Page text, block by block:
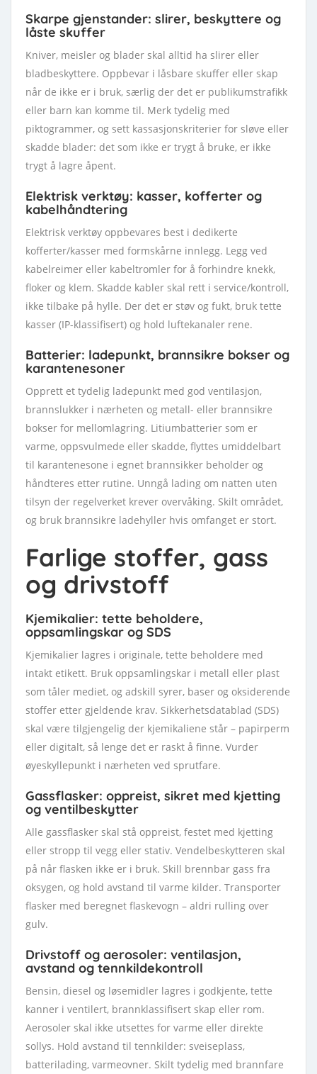
Skarpe gjenstander: slirer, beskyttere og
låste skuffer
Kniver, meisler og blader skal alltid ha slirer eller
bladbeskyttere. Oppbevar i låsbare skuffer eller skap
når de ikke er i bruk, særlig der det er publikumstrafikk
eller barn kan komme til. Merk tydelig med
piktogrammer, og sett kassasjonskriterier for sløve eller
skadde blader: det som ikke er trygt å bruke, er ikke
trygt å lagre åpent.
Elektrisk verktøy: kasser, kofferter og
kabelhåndtering
Elektrisk verktøy oppbevares best i dedikerte
kofferter/kasser med formskårne innlegg. Legg ved
kabelreimer eller kabeltromler for å forhindre knekk,
floker og klem. Skadde kabler skal rett i service/kontroll,
ikke tilbake på hylle. Der det er støv og fukt, bruk tette
kasser (IP-klassifisert) og hold luftekanaler rene.
Batterier: ladepunkt, brannsikre bokser og
karantenesoner
Opprett et tydelig ladepunkt med god ventilasjon,
brannslukker i nærheten og metall- eller brannsikre
bokser for mellomlagring. Litiumbatterier som er
varme, oppsvulmede eller skadde, flyttes umiddelbart
til karantenesone i egnet brannsikker beholder og
håndteres etter rutine. Unngå lading om natten uten
tilsyn der regelverket krever overvåking. Skilt området,
og bruk brannsikre ladehyller hvis omfanget er stort.
Farlige stoffer, gass
og drivstoff
Kjemikalier: tette beholdere,
oppsamlingskar og SDS
Kjemikalier lagres i originale, tette beholdere med
intakt etikett. Bruk oppsamlingskar i metall eller plast
som tåler mediet, og adskill syrer, baser og oksiderende
stoffer etter gjeldende krav. Sikkerhetsdatablad (SDS)
skal være tilgjengelig der kjemikaliene står – papirperm
eller digitalt, så lenge det er raskt å finne. Vurder
øyeskyllepunkt i nærheten ved sprutfare.
Gassflasker: oppreist, sikret med kjetting
og ventilbeskytter
Alle gassflasker skal stå oppreist, festet med kjetting
eller stropp til vegg eller stativ. Vendelbeskytteren skal
på når flasken ikke er i bruk. Skill brennbar gass fra
oksygen, og hold avstand til varme kilder. Transporter
flasker med beregnet flaskevogn – aldri rulling over
gulv.
Drivstoff og aerosoler: ventilasjon,
avstand og tennkildekontroll
Bensin, diesel og løsemidler lagres i godkjente, tette
kanner i ventilert, brannklassifisert skap eller rom.
Aerosoler skal ikke utsettes for varme eller direkte
sollys. Hold avstand til tennkilder: sveiseplass,
batterilading, varmeovner. Skilt tydelig med brannfare